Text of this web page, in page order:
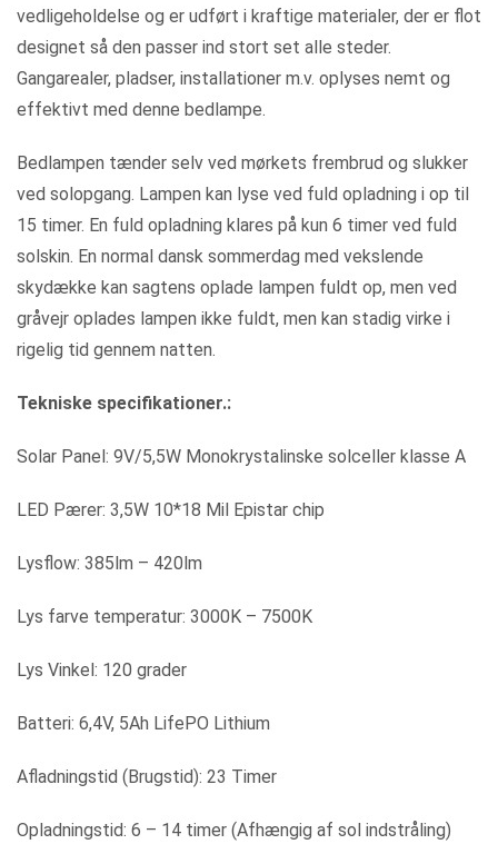
vedligeholdelse og er udført i kraftige materialer, der er flot
designet så den passer ind stort set alle steder.
Gangarealer, pladser, installationer m.v. oplyses nemt og
effektivt med denne bedlampe.
Bedlampen tænder selv ved mørkets frembrud og slukker
ved solopgang. Lampen kan lyse ved fuld opladning i op til
15 timer. En fuld opladning klares på kun 6 timer ved fuld
solskin. En normal dansk sommerdag med vekslende
skydække kan sagtens oplade lampen fuldt op, men ved
gråvejr oplades lampen ikke fuldt, men kan stadig virke i
rigelig tid gennem natten.
Tekniske specifikationer.:
Solar Panel: 9V/5,5W Monokrystalinske solceller klasse A
LED Pærer: 3,5W 10*18 Mil Epistar chip
Lysflow: 385lm – 420lm
Lys farve temperatur: 3000K – 7500K
Lys Vinkel: 120 grader
Batteri: 6,4V, 5Ah LifePO Lithium
Afladningstid (Brugstid): 23 Timer
Opladningstid: 6 – 14 timer (Afhængig af sol indstråling)